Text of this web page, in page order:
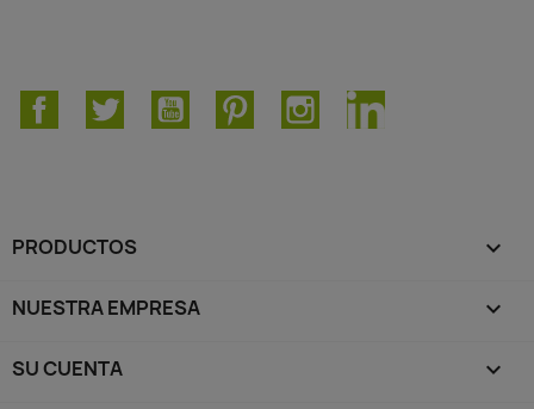
FacebookTwitter YouTube PinterestInstagramLinkedIn
PRODUCTOS 
NUESTRA EMPRESA 
SU CUENTA 